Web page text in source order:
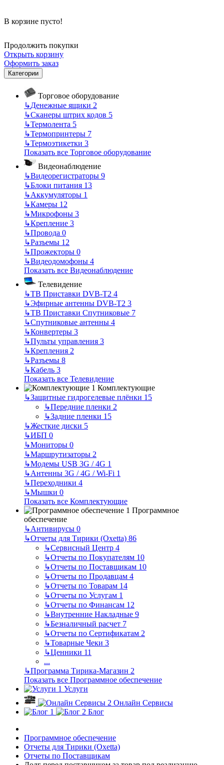
В корзине пусто!
Продолжить покупки
Открыть корзину
Оформить заказ
Категории
Торговое оборудование
↳Денежные ящики 2
↳Сканеры штрих кодов 5
↳Термолента 5
↳Термопринтеры 7
↳Термоэтикетки 3
Показать все Торговое оборудование
Видеонаблюдение
↳Видеорегистраторы 9
↳Блоки питания 13
↳Аккумуляторы 1
↳Камеры 12
↳Микрофоны 3
↳Крепление 3
↳Провода 0
↳Разъемы 12
↳Прожекторы 0
↳Видеодомофоны 4
Показать все Видеонаблюдение
Телевидение
↳ТВ Приставки DVB-T2 4
↳Эфирные антенны DVB-T2 3
↳ТВ Приставки Спутниковые 7
↳Спутниковые антенны 4
↳Конвертеры 3
↳Пульты управления 3
↳Крепления 2
↳Разъемы 8
↳Кабель 3
Показать все Телевидение
Комплектующие
↳Защитные гидрогелевые плёнки 15
↳Передние пленки 2
↳Задние пленки 15
↳Жесткие диски 5
↳ИБП 0
↳Мониторы 0
↳Маршрутизаторы 2
↳Модемы USB 3G / 4G 1
↳Антенны 3G / 4G / Wi-Fi 1
↳Переходники 4
↳Мышки 0
Показать все Комплектующие
Программное
обеспечение
↳Антивирусы 0
↳Отчеты для Тирики (Oxetta) 86
↳Сервисный Центр 4
↳Отчеты по Покупателям 10
↳Отчеты по Поставщикам 10
↳Отчеты по Продавцам 4
↳Отчеты по Товарам 14
↳Отчеты по Услугам 1
↳Отчеты по Финансам 12
↳Внутренние Накладные 9
↳Безналичный расчет 7
↳Отчеты по Сертификатам 2
↳Товарные Чеки 3
↳Ценники 11
...
↳Программа Тирика-Магазин 2
Показать все Программное обеспечение
Услуги
Онлайн Сервисы
Блог
Программное обеспечение
Отчеты для Тирики (Oxetta)
Отчеты по Поставщикам